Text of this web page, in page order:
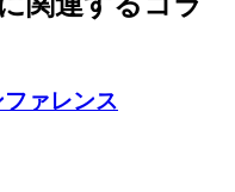
ァレンス